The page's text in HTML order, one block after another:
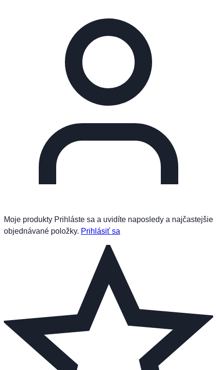
Moje produkty Prihláste sa a uvidíte naposledy a najčastejšie
objednávané položky. Prihlásiť sa